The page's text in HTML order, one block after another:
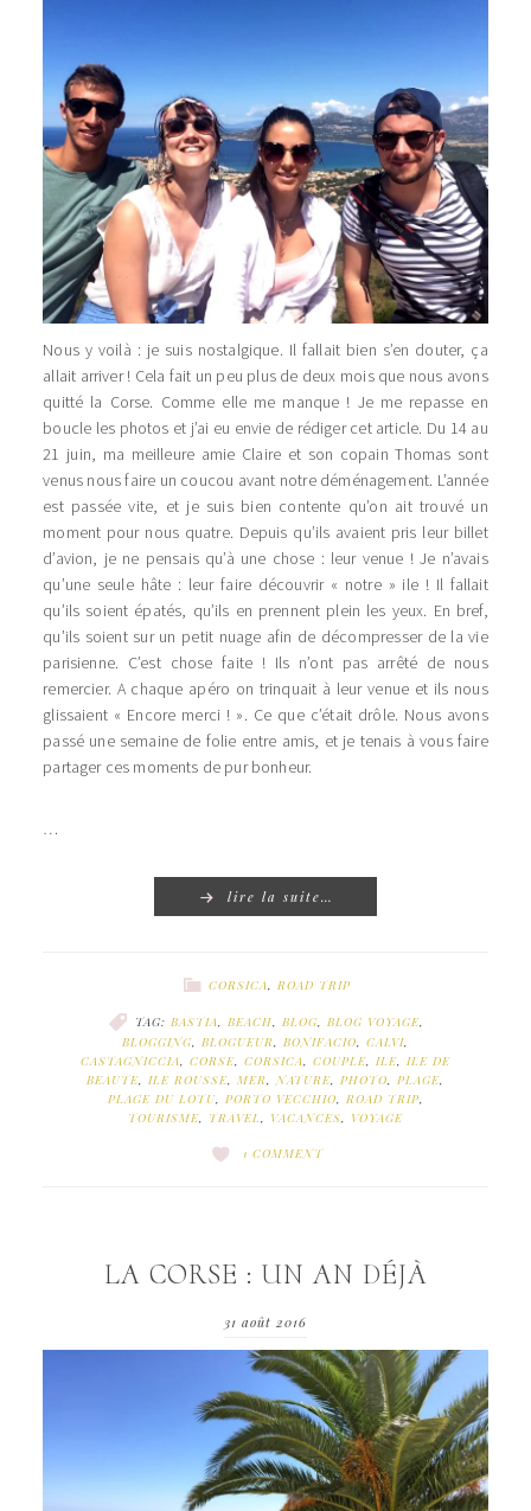
Nous y voilà : je suis nostalgique. Il fallait bien s’en douter, ça
allait arriver ! Cela fait un peu plus de deux mois que nous avons
quitté la Corse. Comme elle me manque ! Je me repasse en
boucle les photos et j’ai eu envie de rédiger cet article. Du 14 au
21 juin, ma meilleure amie Claire et son copain Thomas sont
venus nous faire un coucou avant notre déménagement. L’année
est passée vite, et je suis bien contente qu’on ait trouvé un
moment pour nous quatre. Depuis qu’ils avaient pris leur billet
d’avion, je ne pensais qu’à une chose : leur venue ! Je n’avais
qu’une seule hâte : leur faire découvrir « notre » ile ! Il fallait
qu’ils soient épatés, qu’ils en prennent plein les yeux. En bref,
qu’ils soient sur un petit nuage afin de décompresser de la vie
parisienne. C’est chose faite ! Ils n’ont pas arrêté de nous
remercier. A chaque apéro on trinquait à leur venue et ils nous
glissaient « Encore merci ! ». Ce que c’était drôle. Nous avons
passé une semaine de folie entre amis, et je tenais à vous faire
partager ces moments de pur bonheur.
…
lire la suite…
CORSICA, ROAD TRIP
TAG: BASTIA, BEACH, BLOG, BLOG VOYAGE,
BLOGGING, BLOGUEUR, BONIFACIO, CALVI,
CASTAGNICCIA, CORSE, CORSICA, COUPLE, ILE, ILE DE
BEAUTE, ILE ROUSSE, MER,NATURE, PHOTO, PLAGE,
PLAGE DU LOTU, PORTO VECCHIO, ROAD TRIP,
TOURISME, TRAVEL, VACANCES, VOYAGE
1 COMMENT
LA CORSE : UN AN DÉJÀ
31 août 2016